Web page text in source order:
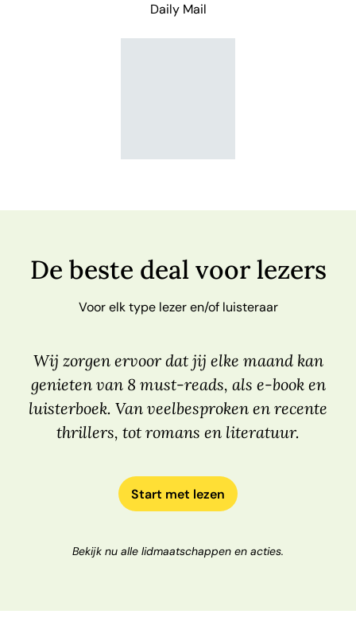
Daily Mail
De beste deal voor lezers
Voor elk type lezer en/of luisteraar
Wij zorgen ervoor dat jij elke maand kan
genieten van 8 must-reads, als e-book en
luisterboek. Van veelbesproken en recente
thrillers, tot romans en literatuur.
Start met lezen
Bekijk nu alle lidmaatschappen en acties.